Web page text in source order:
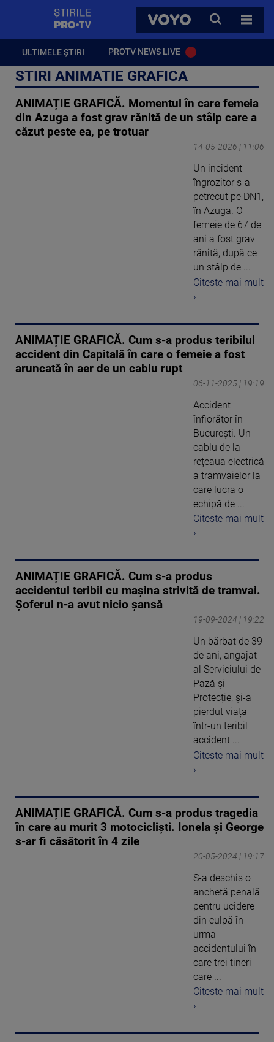
VOYO
CAUTA
TOATE
ULTIMELE ȘTIRI PROTV NEWS LIVE
STIRI ANIMATIE GRAFICA
ANIMAȚIE GRAFICĂ. Momentul în care femeia
din Azuga a fost grav rănită de un stâlp care a
căzut peste ea, pe trotuar
14-05-2026 | 11:06
Un incident
îngrozitor s-a
petrecut pe DN1,
în Azuga. O
femeie de 67 de
ani a fost grav
rănită, după ce
un stâlp de ...
Citeste mai mult
›
ANIMAȚIE GRAFICĂ. Cum s-a produs teribilul
accident din Capitală în care o femeie a fost
aruncată în aer de un cablu rupt
06-11-2025 | 19:19
Accident
înfiorător în
București. Un
cablu de la
rețeaua electrică
a tramvaielor la
care lucra o
echipă de ...
Citeste mai mult
›
ANIMAȚIE GRAFICĂ. Cum s-a produs
accidentul teribil cu mașina strivită de tramvai.
Șoferul n-a avut nicio șansă
19-09-2024 | 19:22
Un bărbat de 39
de ani, angajat
al Serviciului de
Pază și
Protecție, și-a
pierdut viața
într-un teribil
accident ...
Citeste mai mult
›
ANIMAȚIE GRAFICĂ. Cum s-a produs tragedia
în care au murit 3 motocicliști. Ionela și George
s-ar fi căsătorit în 4 zile
20-05-2024 | 19:17
S-a deschis o
anchetă penală
pentru ucidere
din culpă în
urma
accidentului în
care trei tineri
care ...
Citeste mai mult
›